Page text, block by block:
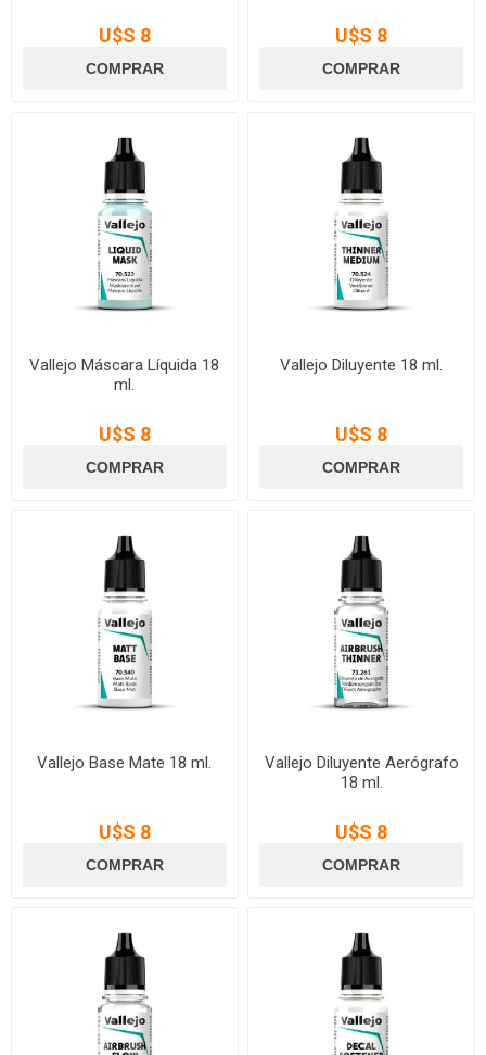
U$S 8 U$S 8
Vallejo Máscara Líquida 18
ml.
U$S 8
Vallejo Diluyente 18 ml.
U$S 8
Vallejo Base Mate 18 ml.
U$S 8
Vallejo Diluyente Aerógrafo
18 ml.
U$S 8